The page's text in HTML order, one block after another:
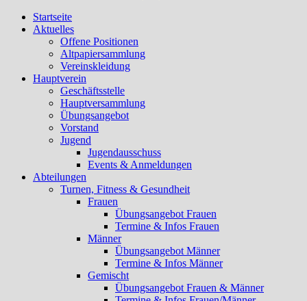
Startseite
Aktuelles
Offene Positionen
Altpapiersammlung
Vereinskleidung
Hauptverein
Geschäftsstelle
Hauptversammlung
Übungsangebot
Vorstand
Jugend
Jugendausschuss
Events & Anmeldungen
Abteilungen
Turnen, Fitness & Gesundheit
Frauen
Übungsangebot Frauen
Termine & Infos Frauen
Männer
Übungsangebot Männer
Termine & Infos Männer
Gemischt
Übungsangebot Frauen & Männer